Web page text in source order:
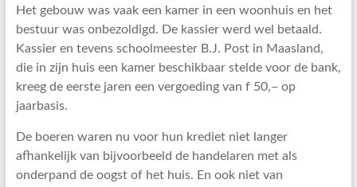
Het gebouw was vaak een kamer in een woonhuis en het
bestuur was onbezoldigd. De kassier werd wel betaald.
Kassier en tevens schoolmeester B.J. Post in Maasland,
die in zijn huis een kamer beschikbaar stelde voor de bank,
kreeg de eerste jaren een vergoeding van f 50,– op
jaarbasis.
De boeren waren nu voor hun krediet niet langer
afhankelijk van bijvoorbeeld de handelaren met als
onderpand de oogst of het huis. En ook niet van